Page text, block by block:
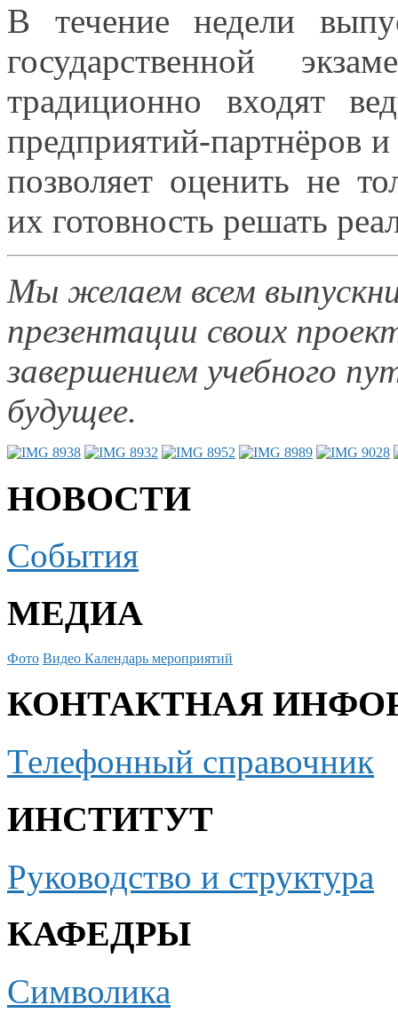
В течение недели
государственной
традиционно входят
предприятий-партнёрови
позволяет оценить не
их готовность решать
Мы желаем всем
презентации своих
завершением учебного
будущее.
НОВОСТИ
События
МЕДИА
Фото Видео Календарь мероприятий
КОНТАКТНАЯ
Телефонный справочник
ИНСТИТУТ
Руководство и структура
КАФЕДРЫ
Символика